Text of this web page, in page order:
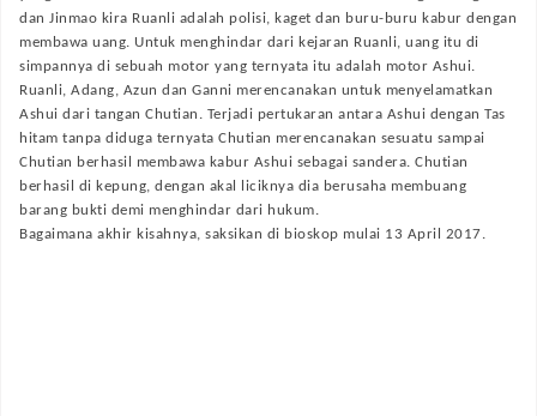
dan Jinmao kira Ruanli adalah polisi, kaget dan buru-buru kabur dengan
membawa uang. Untuk menghindar dari kejaran Ruanli, uang itu di
simpannya di sebuah motor yang ternyata itu adalah motor Ashui.
Ruanli, Adang, Azun dan Ganni merencanakan untuk menyelamatkan
Ashui dari tangan Chutian. Terjadi pertukaran antara Ashui dengan Tas
hitam tanpa diduga ternyata Chutian merencanakan sesuatu sampai
Chutian berhasil membawa kabur Ashui sebagai sandera. Chutian
berhasil di kepung, dengan akal liciknya dia berusaha membuang
barang bukti demi menghindar dari hukum.
Bagaimana akhir kisahnya, saksikan di bioskop mulai 13 April 2017.